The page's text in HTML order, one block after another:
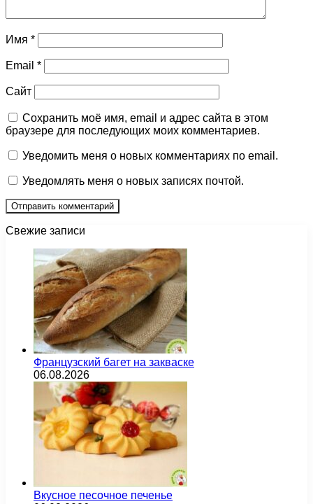
Имя *
Email *
Сайт
Сохранить моё имя, email и адрес сайта в этом
браузере для последующих моих комментариев.
Уведомить меня о новых комментариях по email.
Уведомлять меня о новых записях почтой.
Свежие записи
Французский багет на закваске
06.08.2026
Вкусное песочное печенье